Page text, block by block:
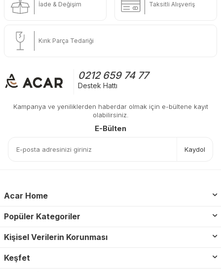
İade & Değişim Taksitli Alışveriş
Kırık Parça Tedariği
0212 659 74 77
Destek Hattı
Kampanya ve yeniliklerden haberdar olmak için e-bültene kayıt
olabilirsiniz.
E-Bülten
Kaydol
Acar Home
Popüler Kategoriler
Kişisel Verilerin Korunması
Keşfet